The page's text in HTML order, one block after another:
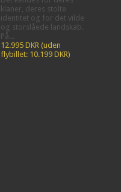
klaner, deres stolte
identitet og for det vilde
og storslåede landskab.
På...
12.995 DKR (uden
flybillet: 10.199 DKR)